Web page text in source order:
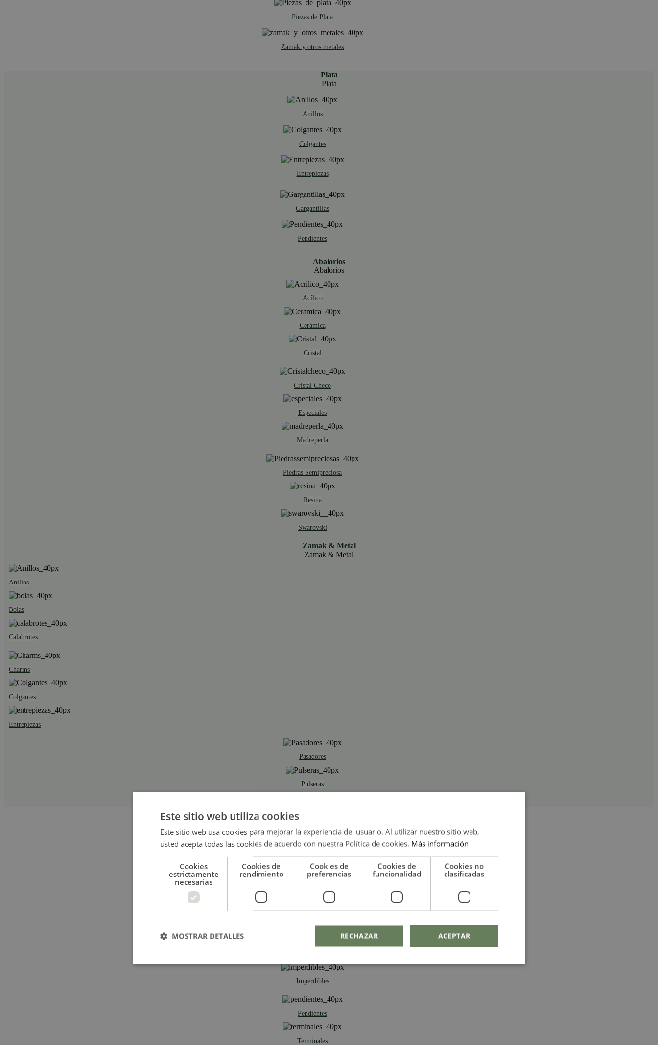
Piezas de Plata
Zamak y otros metales
Plata
Plata
Anillos
Colgantes
Entrepiezas
Gargantillas
Pendientes
Abalorios
Abalorios
Acílico
Cerámica
Cristal
Cristal Checo
Especiales
Madreperla
Piedras Semipreciosa
Resina
Swarovski
Zamak & Metal
Zamak & Metal
Anillos
Bolas
Calabrotes
Charms
Colgantes
Entrepiezas
Pasadores
Pulseras
Anillas
Bases de Anillos
Bastones
Cascarillas
Imperdibles
Pendientes
Terminales
Este sitio web utiliza cookies
Este sitio web usa cookies para mejorar la experiencia del usuario. Al utilizar nuestro sitio web,
usted acepta todas las cookies de acuerdo con nuestra Política de cookies. Más información
Cookies
estrictamente
necesarias
Cookies de
rendimiento
Cookies de
preferencias
Cookies de
funcionalidad
Cookies no
clasificadas
ACEPTAR
RECHAZAR
MOSTRAR DETALLES